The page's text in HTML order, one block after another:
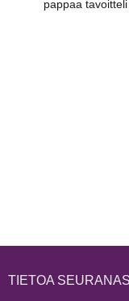
pappaa
TIETOA